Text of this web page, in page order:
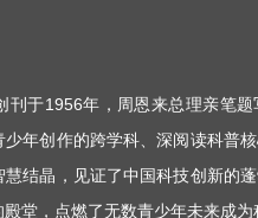
刊于1956年，周恩来总理亲笔
年创作的跨学科、深阅读科普
结晶，见证了中国科技创新的
堂，点燃了无数青少年未来成为